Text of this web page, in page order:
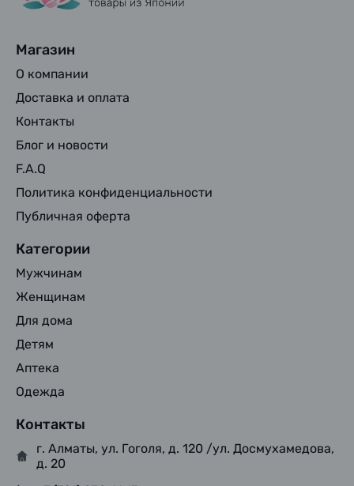
Магазин
О компании
Доставка и оплата
Контакты
Блог и новости
F.A.Q
Политика конфиденциальности
Публичная оферта
Категории
Мужчинам
Женщинам
Для дома
Детям
Аптека
Одежда
Контакты
г. Алматы, ул. Гоголя, д. 120 /ул. Досмухамедова,
д. 20